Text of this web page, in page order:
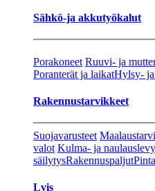
Sähkö-ja akkutyökalut
Porakoneet Ruuvi- ja
Poranterät ja laikatHylsy-
Rakennustarvikkeet
Suojavarusteet
valot Kulma- ja
säilytysRakennuspaljut
Lvis